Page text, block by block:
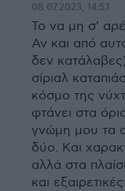
08.07.2023, 14:53
Το να μη σ'
Αν και από
δεν
σίριαλ
κόσμο της
φτάνει στα
γνώμη μου τα
δύο. Και
αλλά στα
και